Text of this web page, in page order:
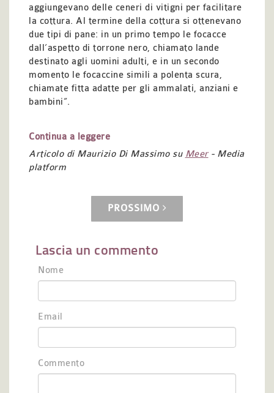
aggiungevano delle ceneri di vitigni per facilitare
la cottura. Al termine della cottura si ottenevano
due tipi di pane: in un primo tempo le focacce
dall’aspetto di torrone nero, chiamato lande
destinato agli uomini adulti, e in un secondo
momento le focaccine simili a polenta scura,
chiamate fitta adatte per gli ammalati, anziani e
bambini”.
Continua a leggere
Articolo di Maurizio Di Massimo su Meer- Media
platform
PROSSIMO
Lascia un commento
Nome
Email
Commento